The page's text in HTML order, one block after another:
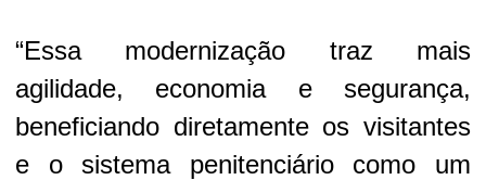
“Essa modernização traz mais
agilidade, economia e segurança,
beneficiando diretamente os visitantes
e o sistema penitenciário como um